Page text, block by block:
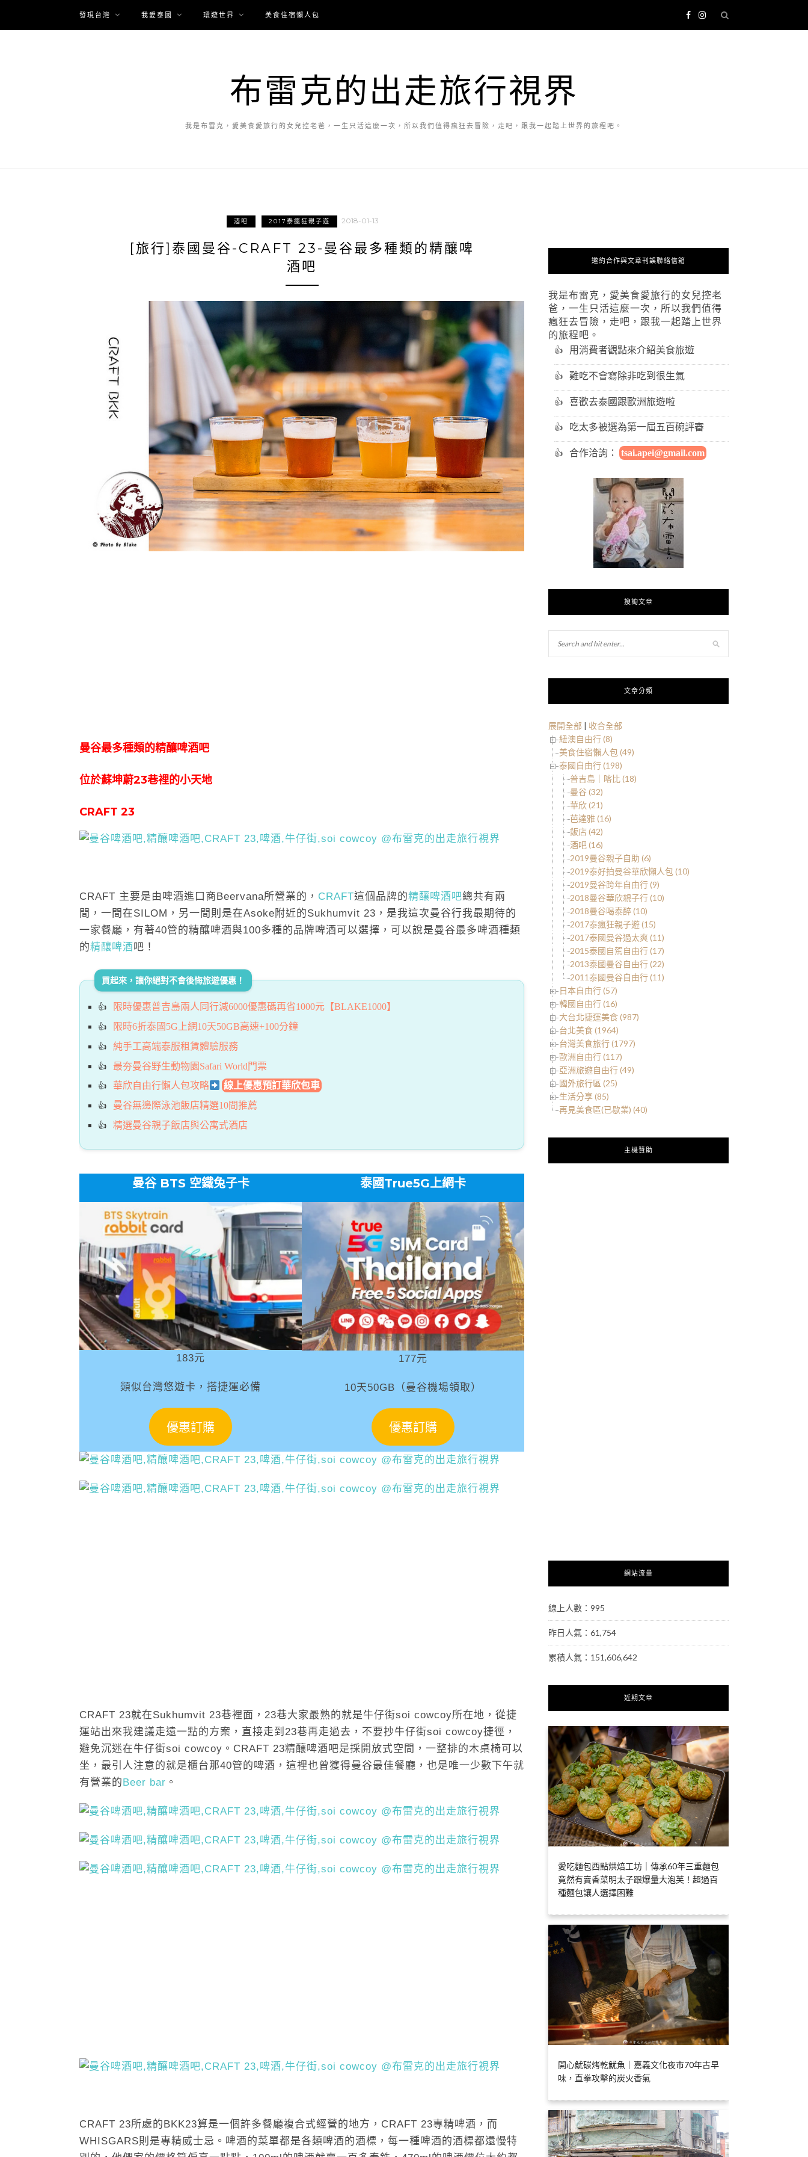
發現台灣 我愛泰國 環遊世界 美食住宿懶人包
布雷克的出走旅行視界
我是布雷克，愛美食愛旅行的女兒控老爸，一生只活這麼一次，所以我們值得瘋狂去冒險，走吧，跟我一起踏上世界的旅程吧。
酒吧 2017泰瘋狂親子遊 2018-01-13
[旅行]泰國曼谷-CRAFT 23-曼谷最多種類的精釀啤
酒吧
曼谷最多種類的精釀啤酒吧
位於蘇坤蔚23巷裡的小天地
CRAFT 23
CRAFT 主要是由啤酒進口商Beervana所營業的， CRAFT這個品牌的精釀啤酒吧總共有兩
間，一間在SILOM，另一間則是在Asoke附近的Sukhumvit 23，是我這次曼谷行我最期待的
一家餐廳，有著40管的精釀啤酒與100多種的品牌啤酒可以選擇，可以說是曼谷最多啤酒種類
的精釀啤酒吧！
買起來，讓你絕對不會後悔旅遊優惠！
限時優惠普吉島兩人同行減6000優惠碼再省1000元【BLAKE1000】
限時6折泰國5G上網10天50GB高速+100分鐘
純手工高端泰服租賃體驗服務
最夯曼谷野生動物園Safari World門票
華欣自由行懶人包攻略
線上優惠預訂華欣包車
曼谷無邊際泳池飯店精選10間推薦
精選曼谷親子飯店與公寓式酒店
曼谷 BTS 空鐵兔子卡
183元
類似台灣悠遊卡，搭捷運必備
優惠訂購
泰國True5G上網卡
177元
10天50GB（曼谷機場領取）
優惠訂購
CRAFT 23就在Sukhumvit 23巷裡面，23巷大家最熟的就是牛仔街soi cowcoy所在地，從捷
運站出來我建議走遠一點的方案，直接走到23巷再走過去，不要抄牛仔街soi cowcoy捷徑，
避免沉迷在牛仔街soi cowcoy。CRAFT 23精釀啤酒吧是採開放式空間，一整排的木桌椅可以
坐，最引人注意的就是櫃台那40管的啤酒，這裡也曾獲得曼谷最佳餐廳，也是唯一少數下午就
有營業的 Beer bar 。
CRAFT 23所處的BKK23算是一個許多餐廳複合式經營的地方，CRAFT 23專精啤酒，而
WHISGARS則是專精威士忌。啤酒的菜單都是各類啤酒的酒標，每一種啤酒的酒標都還慢特
邀約合作與文章刊誤聯絡信箱
我是布雷克，愛美食愛旅行的女兒控老
爸，一生只活這麼一次，所以我們值得
瘋狂去冒險，走吧，跟我一起踏上世界
的旅程吧。
用消費者觀點來介紹美食旅遊
難吃不會寫除非吃到很生氣
喜歡去泰國跟歐洲旅遊啦
吃太多被選為第一屆五百碗評審
合作洽詢： tsai.apei@gmail.com
搜詢文章
文章分類
展開全部 | 收合全部
紐澳自由行 (8)
美食住宿懶人包 (49)
泰國自由行 (198)
普吉島｜喀比 (18)
曼谷 (32)
華欣 (21)
芭達雅 (16)
飯店 (42)
酒吧 (16)
2019曼谷親子自助 (6)
2019泰好拍曼谷華欣懶人包 (10)
2019曼谷跨年自由行 (9)
2018曼谷華欣親子行 (10)
2018曼谷喝泰醉 (10)
2017泰瘋狂親子遊 (15)
2017泰國曼谷過太爽 (11)
2015泰國自駕自由行 (17)
2013泰國曼谷自由行 (22)
2011泰國曼谷自由行 (11)
日本自由行 (57)
韓國自由行 (16)
大台北捷運美食 (987)
台北美食 (1964)
台灣美食旅行 (1797)
歐洲自由行 (117)
亞洲旅遊自由行 (49)
國外旅行區 (25)
生活分享 (85)
再見美食區(已歇業) (40)
主機贊助
網站流量
線上人數：995
昨日人氣：61,754
累積人氣：151,606,642
近期文章
愛吃麵包西點烘焙工坊｜傳承60年三重麵包
竟然有賣香菜明太子跟爆量大泡芙！超過百
種麵包讓人選擇困難
開心魷碳烤乾魷魚｜嘉義文化夜市70年古早
味，直拳攻擊的炭火香氣